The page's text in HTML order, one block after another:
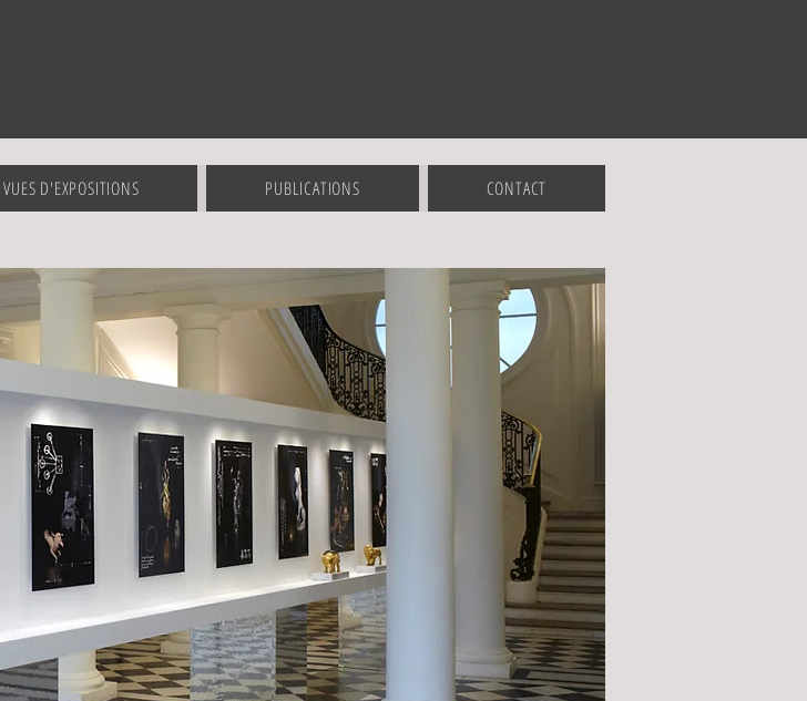
VUES D'EXPOSITIONS PUBLICATIONS CONTACT